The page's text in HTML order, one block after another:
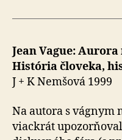
Jean Vague:
História človeka,
J + K Nemšová 1999
Na autora s vágnym
viackrát